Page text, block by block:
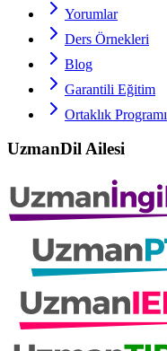
Yorumlar
Ders Örnekleri
Blog
Garantili Eğitim
Ortaklık Programı
UzmanDil Ailesi